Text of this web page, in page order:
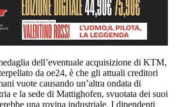
dell’eventuale acquisizione di KTM,
da oe24, è che gli attuali creditori
vuote causando un’altra ondata di
e la sede di Mattighofen, svuotata dei suoi
una rovina industriale. I dipendenti